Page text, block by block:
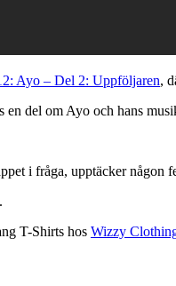
Ayo – Del 2: Uppföljaren,
en del om Ayo och hans
i fråga, upptäcker
.
T-Shirts hos Wizzy